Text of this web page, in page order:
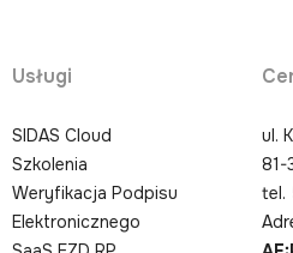
Usługi
SIDAS Cloud
Szkolenia
Weryfikacja Podpisu
Elektronicznego
ul.
81-
tel.